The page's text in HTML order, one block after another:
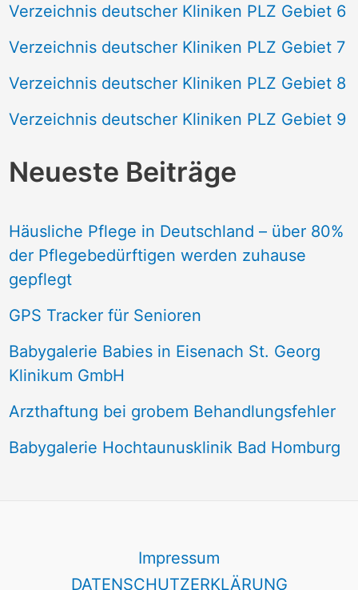
Verzeichnis deutscher Kliniken PLZ Gebiet 6
Verzeichnis deutscher Kliniken PLZ Gebiet 7
Verzeichnis deutscher Kliniken PLZ Gebiet 8
Verzeichnis deutscher Kliniken PLZ Gebiet 9
Neueste Beiträge
Häusliche Pflege in Deutschland – über 80%
der Pflegebedürftigen werden zuhause
gepflegt
GPS Tracker für Senioren
Babygalerie Babies in Eisenach St. Georg
Klinikum GmbH
Arzthaftung bei grobem Behandlungsfehler
Babygalerie Hochtaunusklinik Bad Homburg
Impressum
DATENSCHUTZERKLÄRUNG